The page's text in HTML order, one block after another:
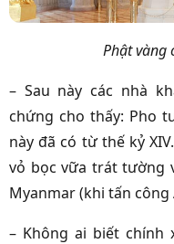
Phật vàng
– Sau này các nhà
chứng cho thấy: Pho
này đã có từ thế kỷ
vỏ bọc vữa trát tường
Myanmar (khi tấn công
– Không ai biết chính